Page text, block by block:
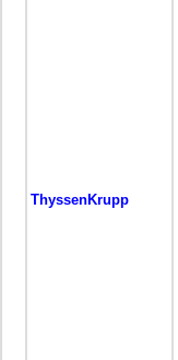
ThyssenKrupp